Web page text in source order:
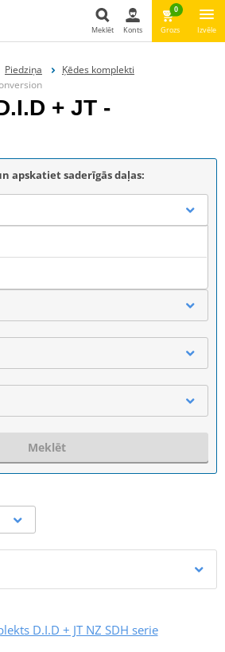
Meklēt Konts
0
Grozs Izvēle
Piedziņa
Ķēdes komplekti
+ JT -
apskatiet saderīgās daļas:
Meklēt
D.I.D + JT NZ SDH serie